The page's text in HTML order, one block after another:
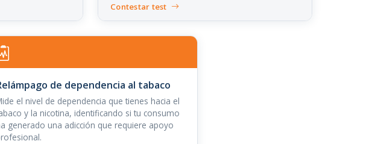
Contestar test
de dependencia al tabaco
el nivel de dependencia que tienes hacia el
y la nicotina, identificando si tu consumo
generado una adicción que requiere apoyo